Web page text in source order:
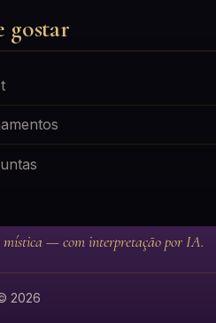
gostar
mística — com interpretação por IA.
2026